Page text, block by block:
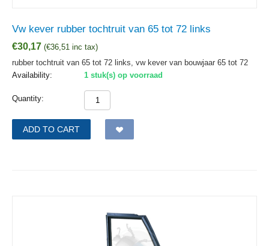
Vw kever rubber tochtruit van 65 tot 72 links
€30,17 (€36,51 inc tax)
rubber tochtruit van 65 tot 72 links, vw kever van bouwjaar 65 tot 72
Availability:
1 stuk(s) op voorraad
Quantity:
ADD TO CART